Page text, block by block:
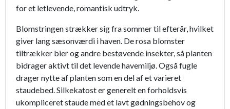
for et letlevende, romantisk udtryk.
Blomstringen strækker sig fra sommer til efterår, hvilket
giver lang sæsonværdi i haven. De rosa blomster
tiltrækker bier og andre bestøvende insekter, så planten
bidrager aktivt til det levende havemiljø. Også fugle
drager nytte af planten som en del af et varieret
staudebed. Silkekatost er generelt en forholdsvis
ukompliceret staude med et lavt gødningsbehov og